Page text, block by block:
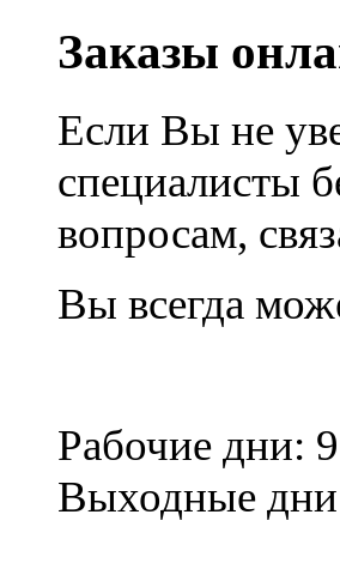
Заказы
Если Вы не
специалисты
вопросам,
Вы всегда
Рабочие дни:
Выходные